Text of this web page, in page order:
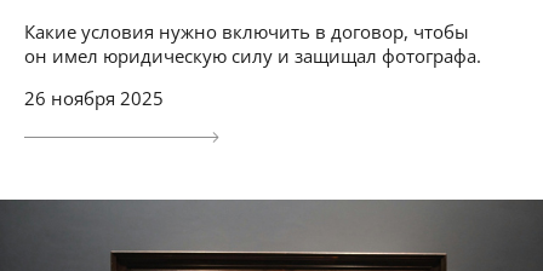
Какие условия нужно включить в договор, чтобы
он имел юридическую силу и защищал фотографа.
26 ноября 2025